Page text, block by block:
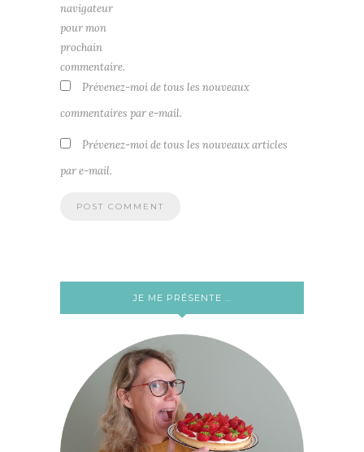
navigateur
pour mon
prochain
commentaire.
Prévenez-moi de tous les nouveaux
commentaires par e-mail.
Prévenez-moi de tous les nouveaux articles
par e-mail.
JE ME PRÉSENTE …